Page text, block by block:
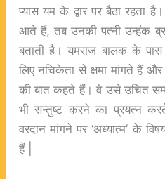
प्यास यम के द्वार पर बैठा रहता
आते हैं, तब उनकी पत्नी उन्हंक
बताती है। यमराज बालक के
लिए नचिकेता से क्षमा मांगते हैं
की बात कहते हैं। वे उसे उचित
भी सन्तुष्ट करने का प्रयत्न करते
वरदान मांगने पर ‘अध्यात्म’ के
हैं |